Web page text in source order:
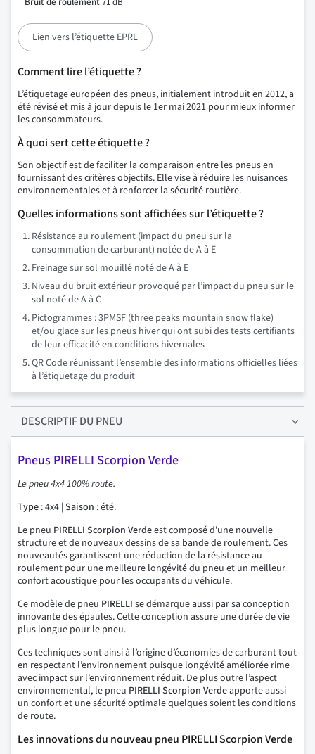
Lien vers l’étiquette EPRL
Comment lire l’étiquette ?
L’étiquetage européen des pneus, initialement introduit en 2012, a
été révisé et mis à jour depuis le 1er mai 2021 pour mieux informer
les consommateurs.
À quoi sert cette étiquette ?
Son objectif est de faciliter la comparaison entre les pneus en
fournissant des critères objectifs. Elle vise à réduire les nuisances
environnementales et à renforcer la sécurité routière.
Quelles informations sont affichées sur l’étiquette ?
Résistance au roulement (impact du pneu sur la
consommation de carburant) notée de A à E
Freinage sur sol mouillé noté de A à E
Niveau du bruit extérieur provoqué par l’impact du pneu sur le
sol noté de A à C
Pictogrammes : 3PMSF (three peaks mountain snow flake)
et/ou glace sur les pneus hiver qui ont subi des tests certifiants
de leur efficacité en conditions hivernales
QR Code réunissant l’ensemble des informations officielles liées
à l’étiquetage du produit
DESCRIPTIFDU PNEU
Pneus PIRELLI Scorpion Verde
Le pneu 4x4 100% route.
Type : 4x4 | Saison : été.
Le pneu PIRELLI Scorpion Verdeest composé d'une nouvelle
structure et de nouveaux dessins de sa bande de roulement. Ces
nouveautés garantissent une réduction de la résistance au
roulement pour une meilleure longévité du pneu et un meilleur
confort acoustique pour les occupants du véhicule.
Ce modèle de pneu PIRELLI se démarque aussi par sa conception
innovante des épaules. Cette conception assure une durée de vie
plus longue pour le pneu.
Ces techniques sont ainsi à l’origine d’économies de carburant tout
en respectant l’environnement puisque longévité améliorée rime
avec impact sur l’environnement réduit. De plus outre l’aspect
environnemental, le pneu PIRELLI Scorpion Verdeapporte aussi
un confort et une sécurité optimale quelques soient les conditions
de route.
Les innovations du nouveau pneu PIRELLI Scorpion Verde